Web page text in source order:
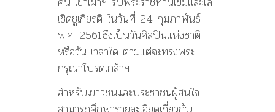
เชิดชูเกียรติ ในวันที่ 24 กุมภาพันธ์
พ.ศ. 2561ซึ่งเป็นวันศิลปินแห่งชาติ
หรือวัน เวลาใด ตามแต่จะทรงพระ
กรุณาโปรดเกล้าฯ
สำหรับเยาวชนและประชาชนผู้สนใจ